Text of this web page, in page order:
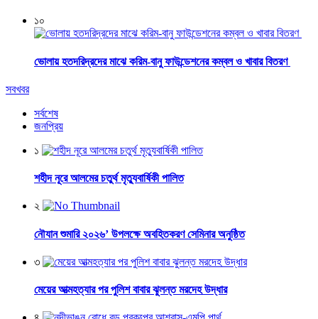
১০
ভোলায় হতদরিদ্রদের মাঝে করিম-বানু ফাউন্ডেশনের কম্বল ও খাবার বিতরণ
সবখবর
সর্বশেষ
জনপ্রিয়
১
শহীদ নূরে আলমের চতুর্থ মৃত্যুবার্ষিকী পালিত
২
নৌযান শুমারি ২০২৬’ উপলক্ষে অবহিতকরণ সেমিনার অনুষ্ঠিত
৩
মেয়ের আত্মহত্যার পর পুলিশ বাবার ঝুলন্ত মরদেহ উদ্ধার